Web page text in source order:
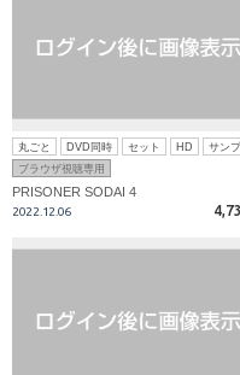
丸ごと DVD同時 セット HD
サン
ブラウザ視聴専用
PRISONER SODAI 4
2022.12.06